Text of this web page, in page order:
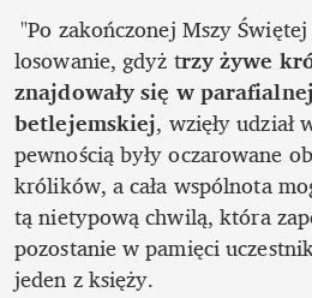
"Po zakończonej Mszy Świętej odbyło się niezwykłe
losowanie, gdyż trzy żywe
znajdowały się w
betlejemskiej, wzięły udział
pewnością były oczarowane
królików, a cała wspólnota
tą nietypową chwilą, która
pozostanie w pamięci
jeden z księży.